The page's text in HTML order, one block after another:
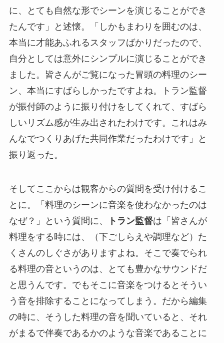
に、とても自然な形でシーンを演じることができ
たんです」と述懐。「しかもまわりを囲むのは、
本当に才能あふれるスタッフばかりだったので、
自分としては意外にシンプルに演じることができ
ました。皆さんがご覧になった冒頭の料理のシー
ン、本当にすばらしかったですよね。トラン監督
が振付師のように振り付けをしてくれて、すばら
しいリズム感が生み出されたわけです。これはみ
んなでつくりあげた共同作業だったわけです」と
振り返った。
そしてここからは観客からの質問を受け付けるこ
とに。「料理のシーンに音楽を使わなかったのは
なぜ？」という質問に、
トラン監督は「皆さんが
料理をする時には、（下ごしらえや調理など）た
くさんのしぐさがありますよね。そこで奏でられ
る料理の音というのは、とても豊かなサウンドだ
と思うんです。でもそこに音楽をつけるとそうい
う音を排除することになってしまう。だから編集
の時に、そうした料理の音を聞いていると、それ
がまるで伴奏であるかのような音楽であることに